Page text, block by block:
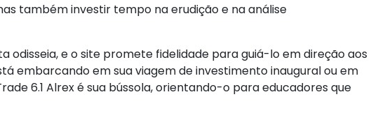
também investir tempo na erudição e na análise
odisseia, e o site promete fidelidade para guiá-lo em direção aos
embarcando em sua viagem de investimento inaugural ou em
6.1 Alrex é sua bússola, orientando-o para educadores que